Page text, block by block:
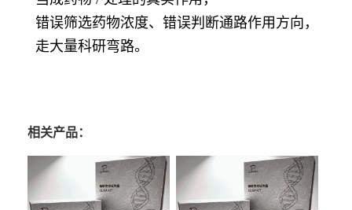
错误筛选药物浓度、错误判断通路作用方向，
走大量科研弯路。
相关产品：